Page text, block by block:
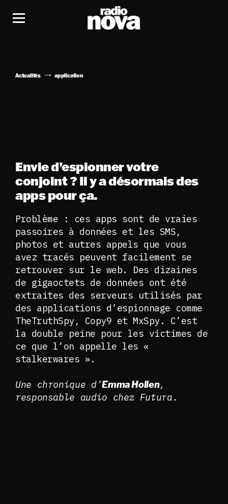
Actualités application
Envie d’espionner votre
conjoint ? Il y a désormais des
apps pour ça.
Problème : ces apps sont de vraies
passoires à données et les SMS,
photos et autres appels que vous
avez tracés peuvent facilement se
retrouver sur le web. Des dizaines
de gigaoctets de données ont été
extraites des serveurs utilisés par
des applications d’espionnage comme
TheTruthSpy, Copy9 et MxSpy. C’est
la double peine pour les victimes de
ce que l’on appelle les «
stalkerwares ».
Une chronique d’Emma Hollen,
responsable audio chez Futura.